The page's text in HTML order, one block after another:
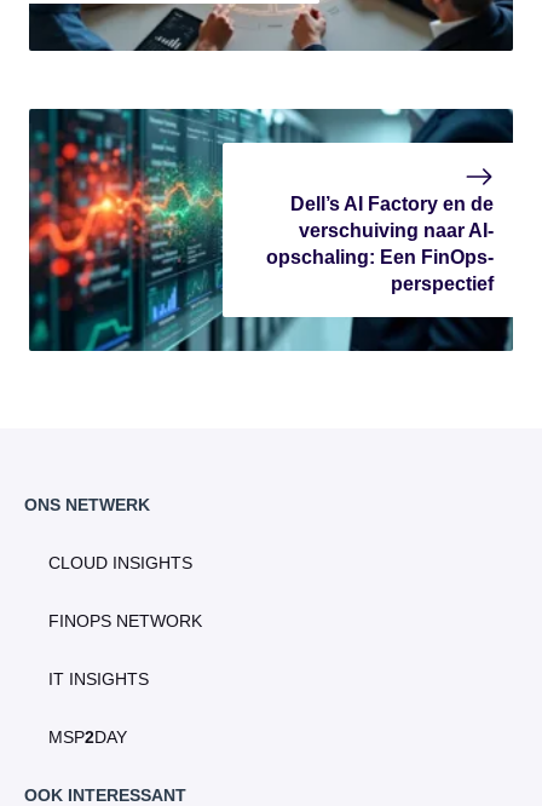
Dell’s AI Factory en de
verschuiving naar AI-
opschaling: Een FinOps-
perspectief
ONS NETWERK
CLOUD INSIGHTS
FINOPS NETWORK
IT INSIGHTS
MSP2DAY
OOK INTERESSANT